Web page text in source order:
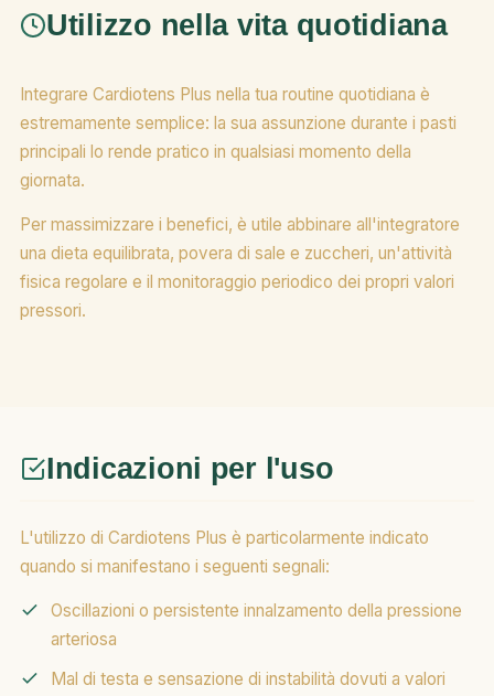
Utilizzo nella vita quotidiana
Integrare Cardiotens Plus nella tua routine quotidiana è
estremamente semplice: la sua assunzione durante i pasti
principali lo rende pratico in qualsiasi momento della
giornata.
Per massimizzare i benefici, è utile abbinare all'integratore
una dieta equilibrata, povera di sale e zuccheri, un'attività
fisica regolare e il monitoraggio periodico dei propri valori
pressori.
Indicazioni per l'uso
L'utilizzo di Cardiotens Plus è particolarmente indicato
quando si manifestano i seguenti segnali:
Oscillazioni o persistente innalzamento della pressione
arteriosa
Mal di testa e sensazione di instabilità dovuti a valori